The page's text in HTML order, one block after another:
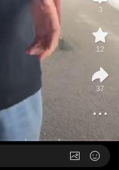
3
12
37